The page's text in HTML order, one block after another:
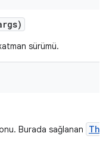
sürümü.
Burada sağlanan